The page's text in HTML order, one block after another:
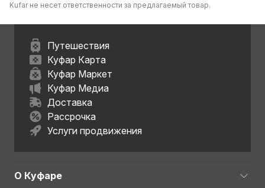
Kufar не несет ответственности за предлагаемый товар.
Путешествия
Куфар Карта
Куфар Маркет
Куфар Медиа
Доставка
Рассрочка
Услуги продвижения
О Куфаре